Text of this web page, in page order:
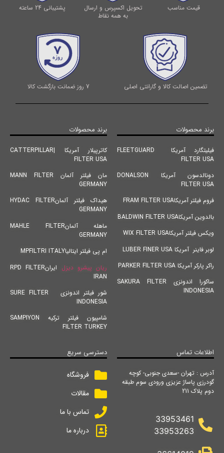
قیمت مناسب
تحویل اکسپرس و ارسال
به همه نقاط
پشتیبانی 24 ساعته
تضمین اصالت کالا و گارانتی اصلی 7 روز ضمانت بازگشت کالا
برند محصولات
فیلیتگارد آمریکا FLEETGUARD
FILTER USA
دونالدسون آمریکا DONALSON
FILTER USA
فروم فیلتر آمریکاFRAM FILTER USA
بالدوین آمریکاBALDWIN FILTER USA
ویکس فیلتر آمریکاWIX FILTER USA
لوبر فاینر آمریکا LUBER FINER USA
راکر پارکر آمریکا PARKER FILTER USA
ساکورا اندونزی SAKURA FILTER
INDONESIA
برند محصولات
کاترپیلار آمریکا |CATTERPILLAR
FILTER USA
مان فیلتر آلمان MANN FILTER
GERMANY
هیداک فیلتر آلمانHYDAC FILTER
GERMANY
ماهله آلمانMAHLE FILTER
GERMANY
ام پی فیلتر ایتالیاMPFILTRI ITALY
ریان پیشرو دیزل
ایرانRPD FILTER
IRAN
شور فیلتر اندونزی SURE FILTER
INDONESIA
شامپیون فیلتر ترکیه SAMPIYON
FILTER TURKEY
اطلاعات تماس
آدرس : تهران -سعدی جنوبی- کوچه
گودرزی پاساژ عزیزی ورودی سوم طبقه
دوم پلاک 211
33953461
33953263
دسترسی سریع
فروشگاه
مقالات
تماس با ما
درباره ما